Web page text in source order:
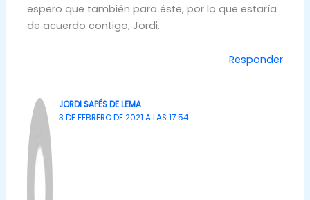
espero que también para éste, por lo que estaría
de acuerdo contigo, Jordi.
Responder
JORDI SAPÉS DE LEMA
3 DE FEBRERO DE 2021 A LAS 17:54